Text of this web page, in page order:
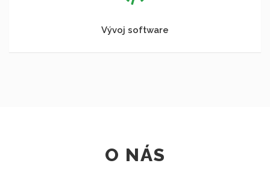
Vývoj software
O NÁS